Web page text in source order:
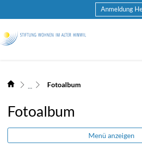
Anmeldung
Stiftung
Fotoalbum(ausgewählt)
Fotoalbum
Menü anzeigen